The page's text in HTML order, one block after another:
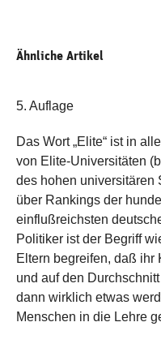
Ähnliche Artikel
5. Auflage
Das Wort „Elite“ ist in
von Elite-Universitäten
des hohen universitären
über Rankings der
einflußreichsten
Politiker ist der Begriff
Eltern begreifen, daß ihr
und auf den
dann wirklich etwas
Menschen in die Lehre